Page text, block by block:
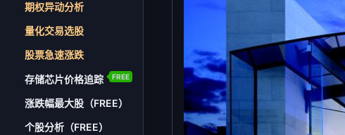
期权异动分析
量化交易选股
股票急速涨跌
存储芯片价格追踪 FREE
涨跌幅最大股（FREE）
个股分析（FREE）